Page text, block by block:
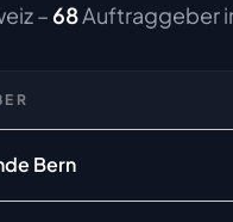
– 68Auftraggeber
Bern